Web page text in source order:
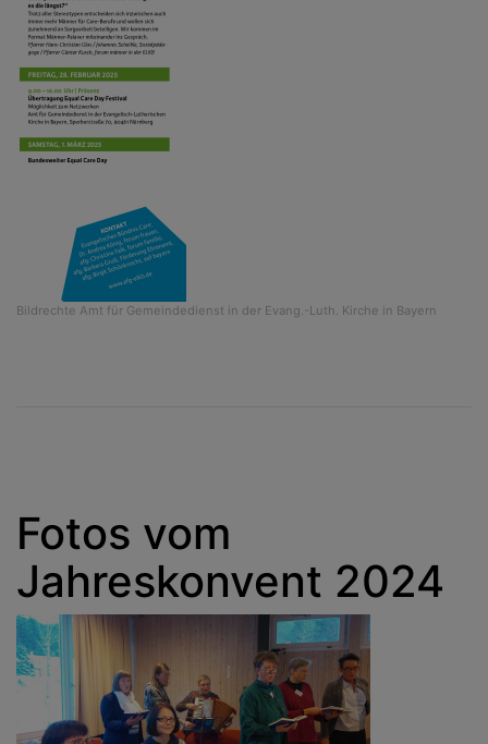
Bildrechte Amt für Gemeindedienst in der Evang.-Luth. Kirche in Bayern
Fotos vom
Jahreskonvent 2024